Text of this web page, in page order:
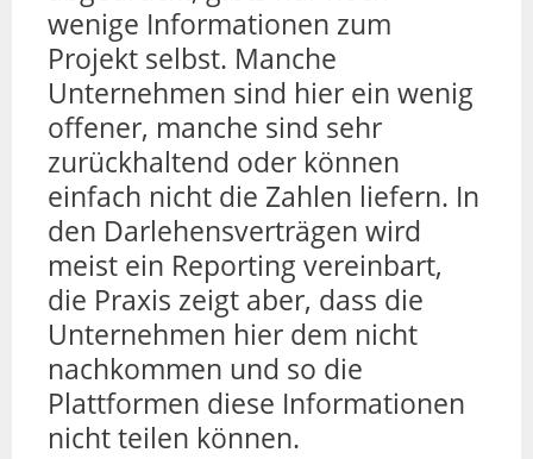
wenige Informationen zum
Projekt selbst. Manche
Unternehmen sind hier ein wenig
offener, manche sind sehr
zurückhaltend oder können
einfach nicht die Zahlen liefern. In
den Darlehensverträgen wird
meist ein Reporting vereinbart,
die Praxis zeigt aber, dass die
Unternehmen hier dem nicht
nachkommen und so die
Plattformen diese Informationen
nicht teilen können.